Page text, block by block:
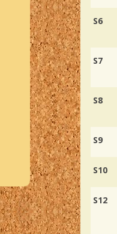
S6
S7
S8
S9
S10
S12